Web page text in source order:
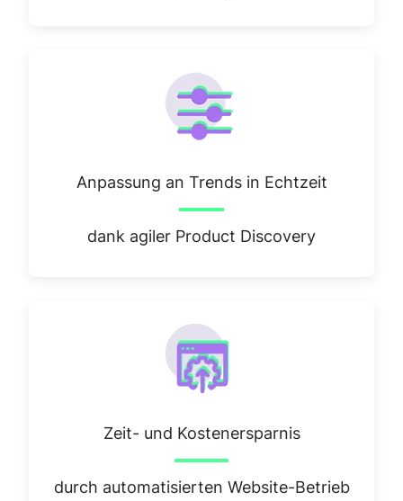
Anpassung an Trends in Echtzeit
dank agiler Product Discovery
Zeit- und Kostenersparnis
durch automatisierten Website-Betrieb